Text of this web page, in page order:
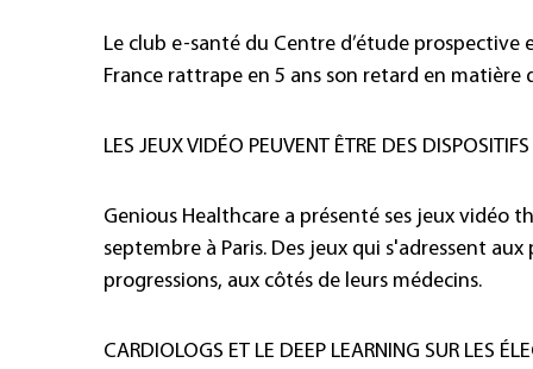
Le club e-santé du Centre d’étude
France rattrape en 5 ans son retard en matière
LES JEUX VIDÉO PEUVENT ÊTRE DES
Genious Healthcare a présenté ses jeux vidéo
septembre à Paris. Des jeux qui s'adressent
progressions, aux côtés de leurs médecins.
CARDIOLOGS ET LE DEEP LEARNING SUR LES